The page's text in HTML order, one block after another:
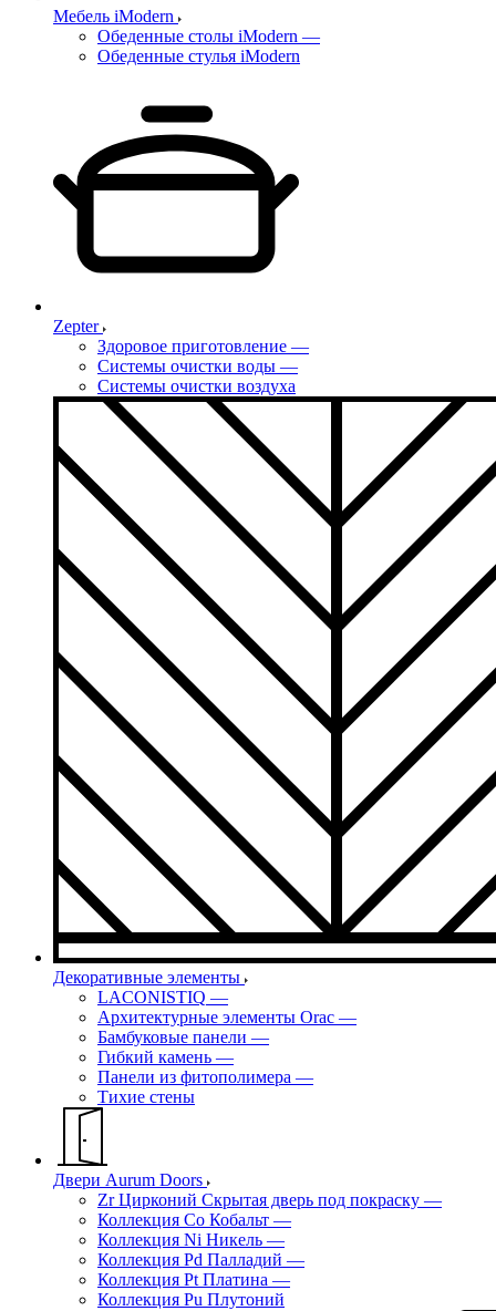
Мебель iModern
Обеденные столы iModern —
Обеденные стулья iModern
Zepter
Здоровое приготовление —
Системы очистки воды —
Системы очистки воздуха
Декоративные элементы
LACONISTIQ —
Архитектурные элементы Orac —
Бамбуковые панели —
Гибкий камень —
Панели из фитополимера —
Тихие стены
Двери Aurum Doors
Zr Цирконий Скрытая дверь под покраску —
Коллекция Co Кобальт —
Коллекция Ni Никель —
Коллекция Pd Палладий —
Коллекция Pt Платина —
Коллекция Pu Плутоний